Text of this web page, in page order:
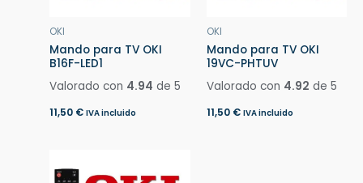
OKI
Mando para TV OKI
B16F-LED1
Valorado con 4.94 de 5
11,50 € IVA incluido
OKI
Mando para TV OKI
19VC-PHTUV
Valorado con 4.92 de 5
11,50 € IVA incluido